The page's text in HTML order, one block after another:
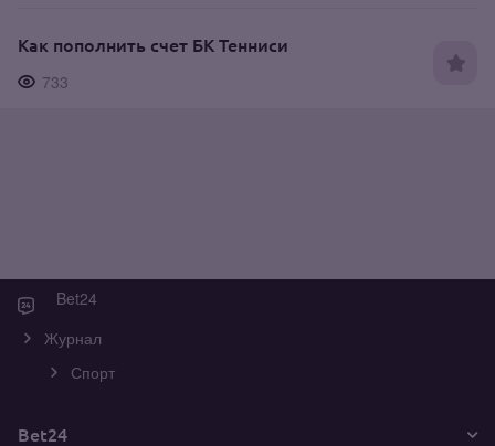
Как пополнить счет БК Тенниси
733
Bet24
Журнал
Спорт
Bet24